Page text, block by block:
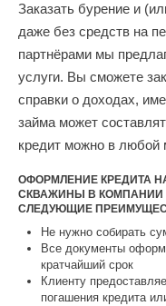
Заказать бурение и
даже без средств на
партнёрами мы
услуги. Вы сможете
справки о доходах,
займа может
кредит можно в любой
ОФОРМЛЕНИЕ КРЕДИТА
СКВАЖИНЫ В КОМПАНИИ
СЛЕДУЮЩИЕ
Не нужно собирать
Все документы
кратчайший срок
Клиенту
погашения кредита